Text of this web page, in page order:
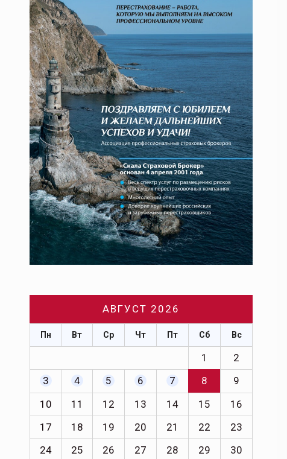
АВГУСТ 2026
Пн Вт Ср Чт Пт Сб Вс
1
2
3
4 5 6 7 8
9
10
11 12 13 14 15
16
17
18 19 20 21 22
23
24
25 26 27 28 29
30